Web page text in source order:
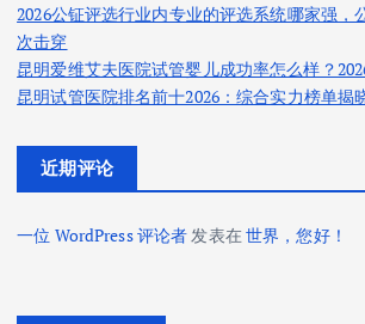
2026公钲评选行业内专业的评选系统哪家强，
次击穿
昆明爱维艾夫医院试管婴儿成功率怎么样？
昆明试管医院排名前十2026：综合实力榜单揭
近期评论
一位 WordPress 评论者 发表在世界，您好！